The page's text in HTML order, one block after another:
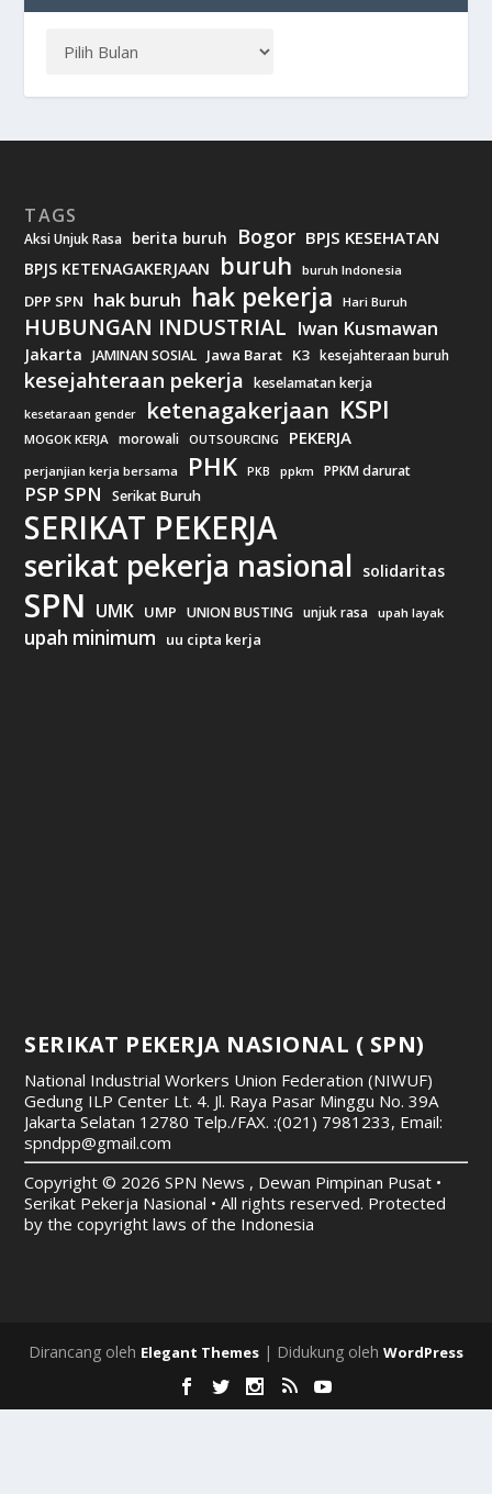
TAGS
Aksi Unjuk Rasa berita buruh Bogor BPJS KESEHATAN
BPJS KETENAGAKERJAAN buruh buruh Indonesia
DPP SPN hak buruh hak pekerja Hari Buruh
HUBUNGAN INDUSTRIAL Iwan Kusmawan
Jakarta JAMINAN SOSIAL Jawa Barat K3 kesejahteraan buruh
kesejahteraan pekerja keselamatan kerja
kesetaraan gender ketenagakerjaan KSPI
MOGOK KERJA morowali OUTSOURCING PEKERJA
perjanjian kerja bersama PHK PKB ppkm PPKM darurat
PSP SPN Serikat Buruh
SERIKAT PEKERJA
serikat pekerja nasional solidaritas
SPN UMK UMP UNION BUSTING unjuk rasa upah layak
upah minimum uu cipta kerja
SERIKAT PEKERJA NASIONAL ( SPN)
National Industrial Workers Union Federation (NIWUF)
Gedung ILP Center Lt. 4. Jl. Raya Pasar Minggu No. 39A
Jakarta Selatan 12780 Telp./FAX. :(021) 7981233, Email:
spndpp@gmail.com
Copyright © 2026 SPN News , Dewan Pimpinan Pusat •
Serikat Pekerja Nasional • All rights reserved. Protected
by the copyright laws of the Indonesia
Dirancang oleh Elegant Themes | Didukung oleh WordPress